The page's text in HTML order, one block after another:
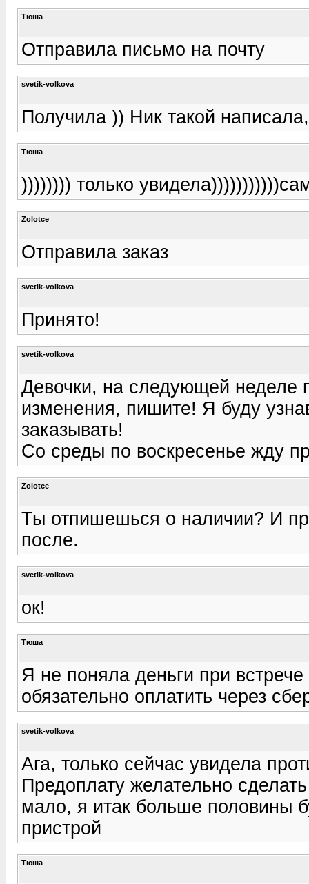
Тюша
Отправила письмо на почту
svetik-volkova
Получила )) Ник такой
Тюша
)))))))) только
Zolotce
Отправила заказ
svetik-volkova
Принято!
svetik-volkova
Девочки, на следующей неделе
изменения, пишите! Я буду
заказывать!
Со среды по воскресенье жду
Zolotce
Ты отпишешься о наличии? И
после.
svetik-volkova
ок!
Тюша
Я не поняла деньги при
обязательно оплатить через
svetik-volkova
Ага, только сейчас увидела
Предоплату желательно
мало, я итак больше половины
пристрой
Тюша